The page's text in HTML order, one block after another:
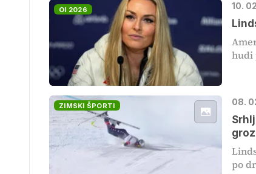
OI 2026 10.
hudi
ZIMSKI ŠPORTI 08.
po